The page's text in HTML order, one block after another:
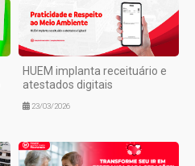
HUEM implanta receituário e
atestados digitais
23/03/2026